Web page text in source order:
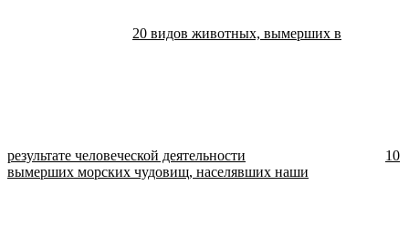
20 видов животных, вымерших в
результате человеческой деятельности
10
вымерших морских чудовищ, населявших наши